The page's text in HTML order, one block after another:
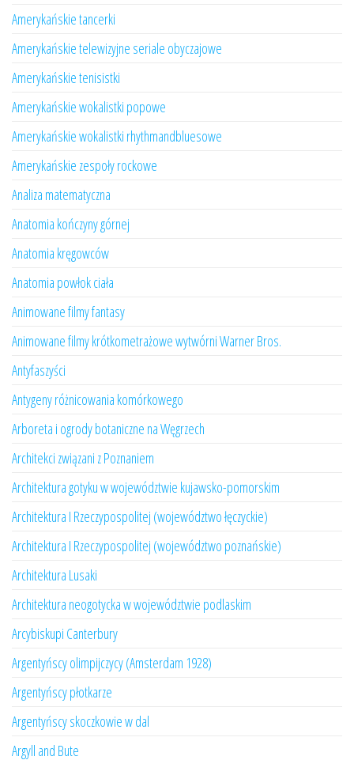
Amerykańskie tancerki
Amerykańskie telewizyjne seriale obyczajowe
Amerykańskie tenisistki
Amerykańskie wokalistki popowe
Amerykańskie wokalistki rhythmandbluesowe
Amerykańskie zespoły rockowe
Analiza matematyczna
Anatomia kończyny górnej
Anatomia kręgowców
Anatomia powłok ciała
Animowane filmy fantasy
Animowane filmy krótkometrażowe wytwórni Warner Bros.
Antyfaszyści
Antygeny różnicowania komórkowego
Arboreta i ogrody botaniczne na Węgrzech
Architekci związani z Poznaniem
Architektura gotyku w województwie kujawsko-pomorskim
Architektura I Rzeczypospolitej (województwo łęczyckie)
Architektura I Rzeczypospolitej (województwo poznańskie)
Architektura Lusaki
Architektura neogotycka w województwie podlaskim
Arcybiskupi Canterbury
Argentyńscy olimpijczycy (Amsterdam 1928)
Argentyńscy płotkarze
Argentyńscy skoczkowie w dal
Argyll and Bute